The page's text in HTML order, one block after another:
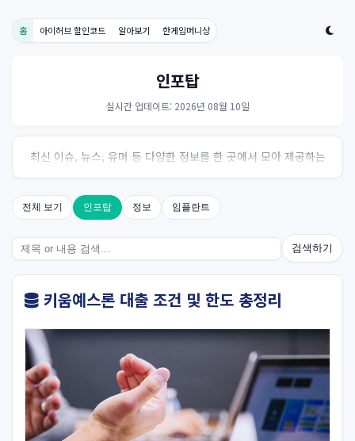
홈 아이허브 할인코드 알아보기 한게임머니상
인포탑
실시간 업데이트: 2026년 08월 10일
최신 이슈, 뉴스, 유머 등 다양한 정보를 한 곳에서 모아 제공하는
사이트입니다. 오늘의 핫이슈를 한눈에 살펴보세요.
전체 보기 인포탑 정보 임플란트
검색하기
키움예스론 대출 조건 및 한도 총정리